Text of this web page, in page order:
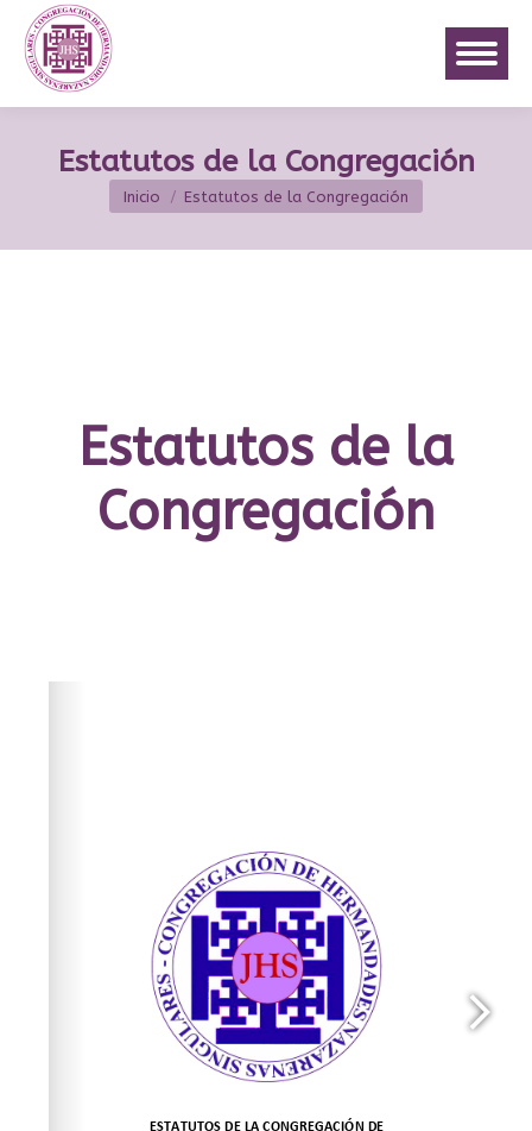
Estatutos de la Congregación
Estás aquí:
Inicio Estatutos de la Congregación
Estatutos de la
Congregación